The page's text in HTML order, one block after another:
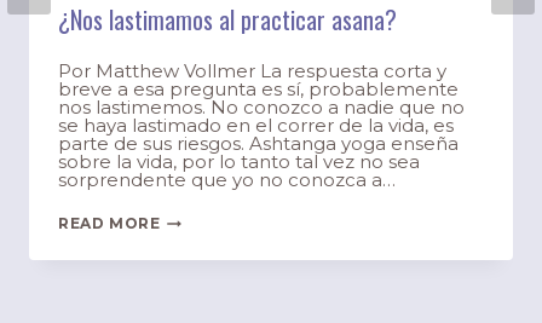
¿Nos lastimamos al practicar asana?
Por Matthew Vollmer La respuesta corta y
breve a esa pregunta es sí, probablemente
nos lastimemos. No conozco a nadie que no
se haya lastimado en el correr de la vida, es
parte de sus riesgos. Ashtanga yoga enseña
sobre la vida, por lo tanto tal vez no sea
sorprendente que yo no conozca a…
READ MORE